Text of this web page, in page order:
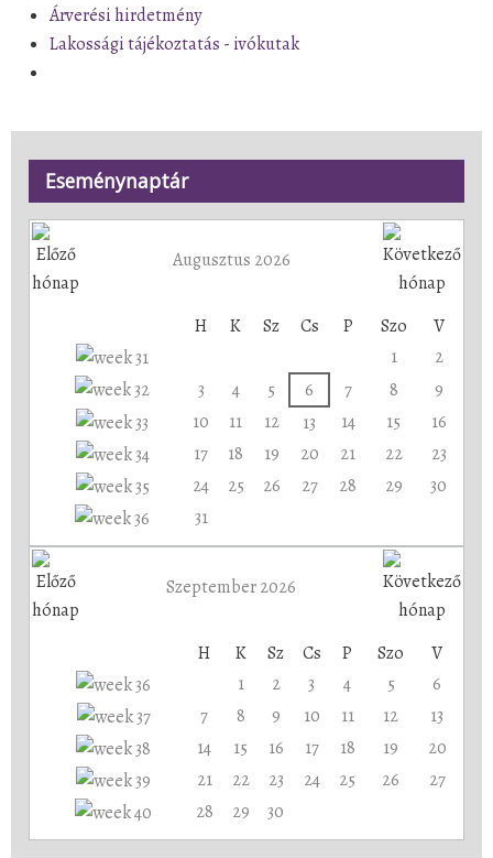
Árverési hirdetmény
Lakossági tájékoztatás - ivókutak
Eseménynaptár
Augusztus 2026
H K Sz Cs P Szo
V
1
2
3
4 5 6 7 8
9
10
11 12 13 14 15
16
17
18 19 20 21 22
23
24
25 26 27 28 29
30
31
Szeptember 2026
H K Sz Cs P Szo
V
1
2 3 4 5
6
7
8 9 10 11 12
13
14
15 16 17 18 19
20
21
22 23 24 25 26
27
28
29 30